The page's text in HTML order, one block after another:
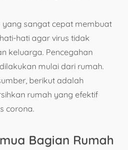
yang sangat cepat membuat
hati agar virus tidak
keluarga. Pencegahan
mulai dari rumah.
berikut adalah
rumah yang efektif
corona.
Bagian Rumah